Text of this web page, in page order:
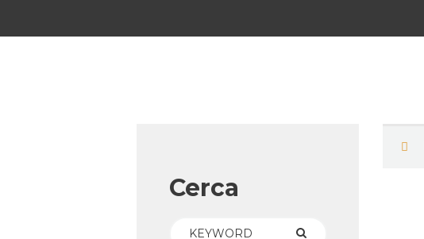
Cerca